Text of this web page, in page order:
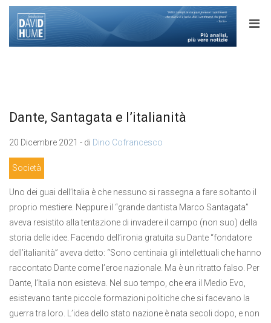
Dante, Santagata e l’italianità
20 Dicembre 2021 - di Dino Cofrancesco
Società
Uno dei guai dell’Italia è che nessuno si rassegna a fare soltanto il
proprio mestiere. Neppure il “grande dantista Marco Santagata”
aveva resistito alla tentazione di invadere il campo (non suo) della
storia delle idee. Facendo dell’ironia gratuita su Dante “fondatore
dell’italianità” aveva detto: “Sono centinaia gli intellettuali che hanno
raccontato Dante come l’eroe nazionale. Ma è un ritratto falso. Per
Dante, l’Italia non esisteva. Nel suo tempo, che era il Medio Evo,
esistevano tante piccole formazioni politiche che si facevano la
guerra tra loro. L’idea dello stato nazione è nata secoli dopo, e non